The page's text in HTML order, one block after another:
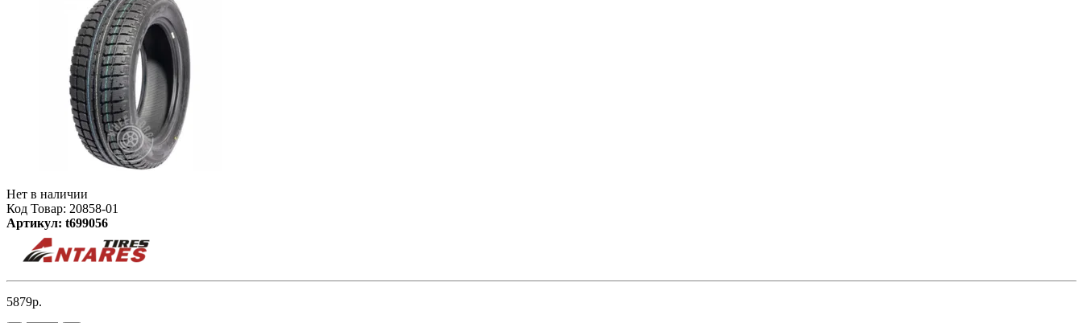
Нет в наличии
Код Товар: 20858-01
Артикул: t699056
5879р.